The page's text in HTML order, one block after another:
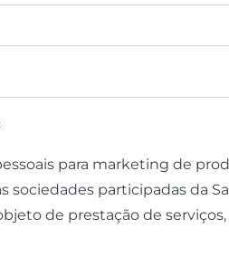
para marketing de
sociedades participadas da
de prestação de